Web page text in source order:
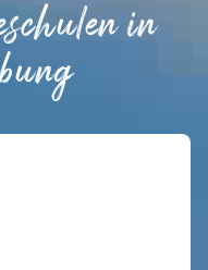
in